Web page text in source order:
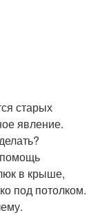
старых
явление.
помощь
в крыше,
под потолком.